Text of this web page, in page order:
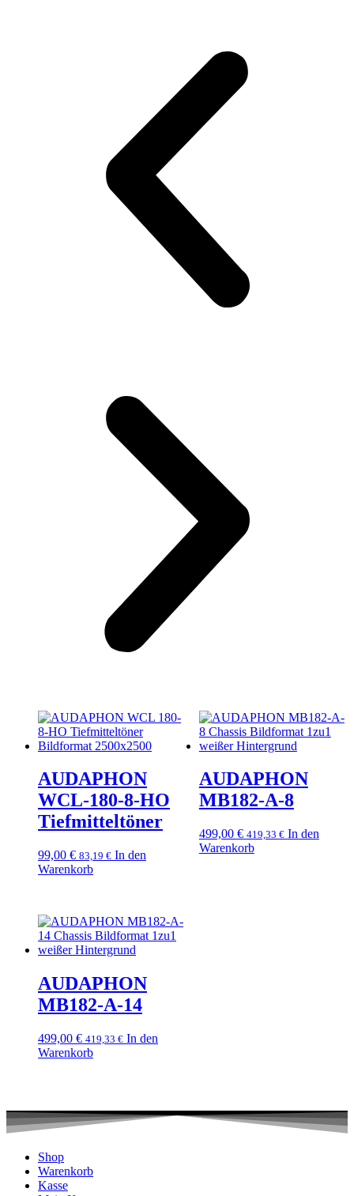
AUDAPHON
WCL-180-8-HO
Tiefmitteltöner
99,00 € 83,19 € In den
Warenkorb
AUDAPHON
MB182-A-8
499,00 € 419,33 € In den
Warenkorb
AUDAPHON
MB182-A-14
499,00 € 419,33 € In den
Warenkorb
Shop
Warenkorb
Kasse